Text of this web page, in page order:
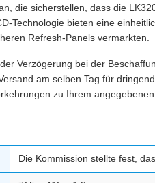
die sicherstellen, dass die
Technologie bieten eine
Refresh-Panels vermarkten.
Verzögerung bei der
am selben Tag für
zu Ihrem angegebenen
Die Kommission stellte fest,